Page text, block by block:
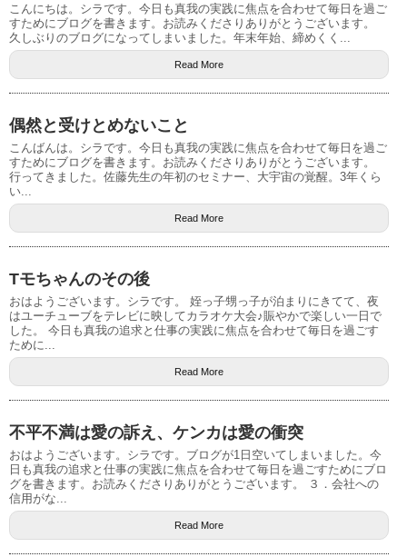
こんにちは。シラです。今日も真我の実践に焦点を合わせて毎日を過ご
すためにブログを書きます。お読みくださりありがとうございます。
久しぶりのブログになってしまいました。年末年始、締めくく...
Read More
偶然と受けとめないこと
こんばんは。シラです。今日も真我の実践に焦点を合わせて毎日を過ご
すためにブログを書きます。お読みくださりありがとうございます。
行ってきました。佐藤先生の年初のセミナー、大宇宙の覚醒。3年くら
い...
Read More
Tモちゃんのその後
おはようございます。シラです。 姪っ子甥っ子が泊まりにきてて、夜
はユーチューブをテレビに映してカラオケ大会♪賑やかで楽しい一日で
した。 今日も真我の追求と仕事の実践に焦点を合わせて毎日を過ごす
ために...
Read More
不平不満は愛の訴え、ケンカは愛の衝突
おはようございます。シラです。ブログが1日空いてしまいました。今
日も真我の追求と仕事の実践に焦点を合わせて毎日を過ごすためにブロ
グを書きます。お読みくださりありがとうございます。 ３．会社への
信用がな...
Read More